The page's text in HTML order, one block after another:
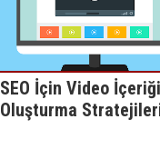
SEO İçin Video İçeriği
Oluşturma